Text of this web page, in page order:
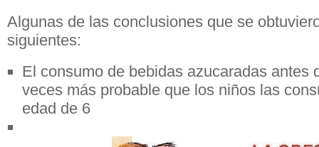
Algunas de las conclusiones que se
siguientes:
El consumo de bebidas azucaradas antes
veces más probable que los niños las
edad de 6